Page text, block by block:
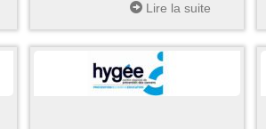
Lire la suite